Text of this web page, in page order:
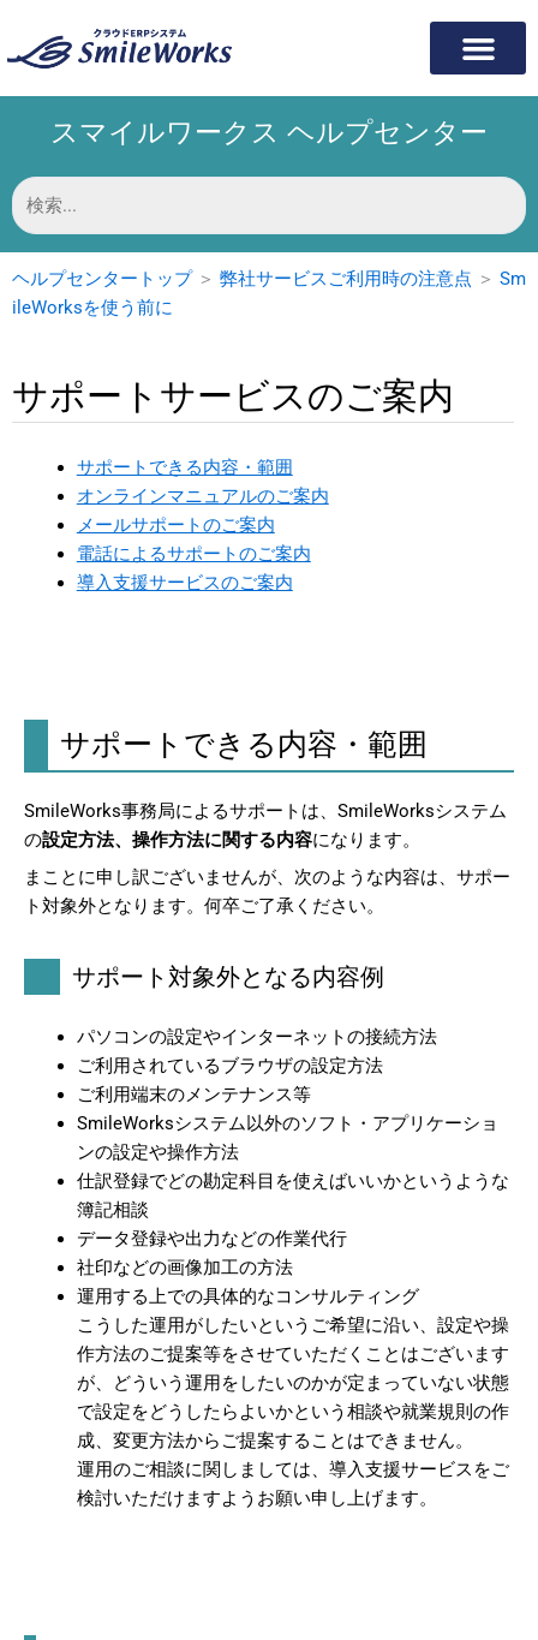
ス
プ
スマイルワークス ヘルプセンター
検
索
対
象:
ヘルプセンタートップ＞ 弊社サービスご利用時の注意点 ＞ Sm
ileWorksを使う前に
サポートサービスのご案内
サポートできる内容・範囲
オンラインマニュアルのご案内
メールサポートのご案内
電話によるサポートのご案内
導入支援サービスのご案内
サポートできる内容・範囲
SmileWorks事務局によるサポートは、SmileWorksシステム
の設定方法、操作方法に関する内容になります。
まことに申し訳ございませんが、次のような内容は、サポー
ト対象外となります。何卒ご了承ください。
サポート対象外となる内容例
パソコンの設定やインターネットの接続方法
ご利用されているブラウザの設定方法
ご利用端末のメンテナンス等
SmileWorksシステム以外のソフト・アプリケーショ
ンの設定や操作方法
仕訳登録でどの勘定科目を使えばいいかというような
簿記相談
データ登録や出力などの作業代行
社印などの画像加工の方法
運用する上での具体的なコンサルティング
こうした運用がしたいというご希望に沿い、設定や操
作方法のご提案等をさせていただくことはございます
が、どういう運用をしたいのかが定まっていない状態
で設定をどうしたらよいかという相談や就業規則の作
成、変更方法からご提案することはできません。
運用のご相談に関しましては、導入支援サービスをご
検討いただけますようお願い申し上げます。